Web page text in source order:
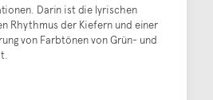
Darin ist die lyrischen
Rhythmus der Kiefern und einer
von Farbtönen von Grün- und